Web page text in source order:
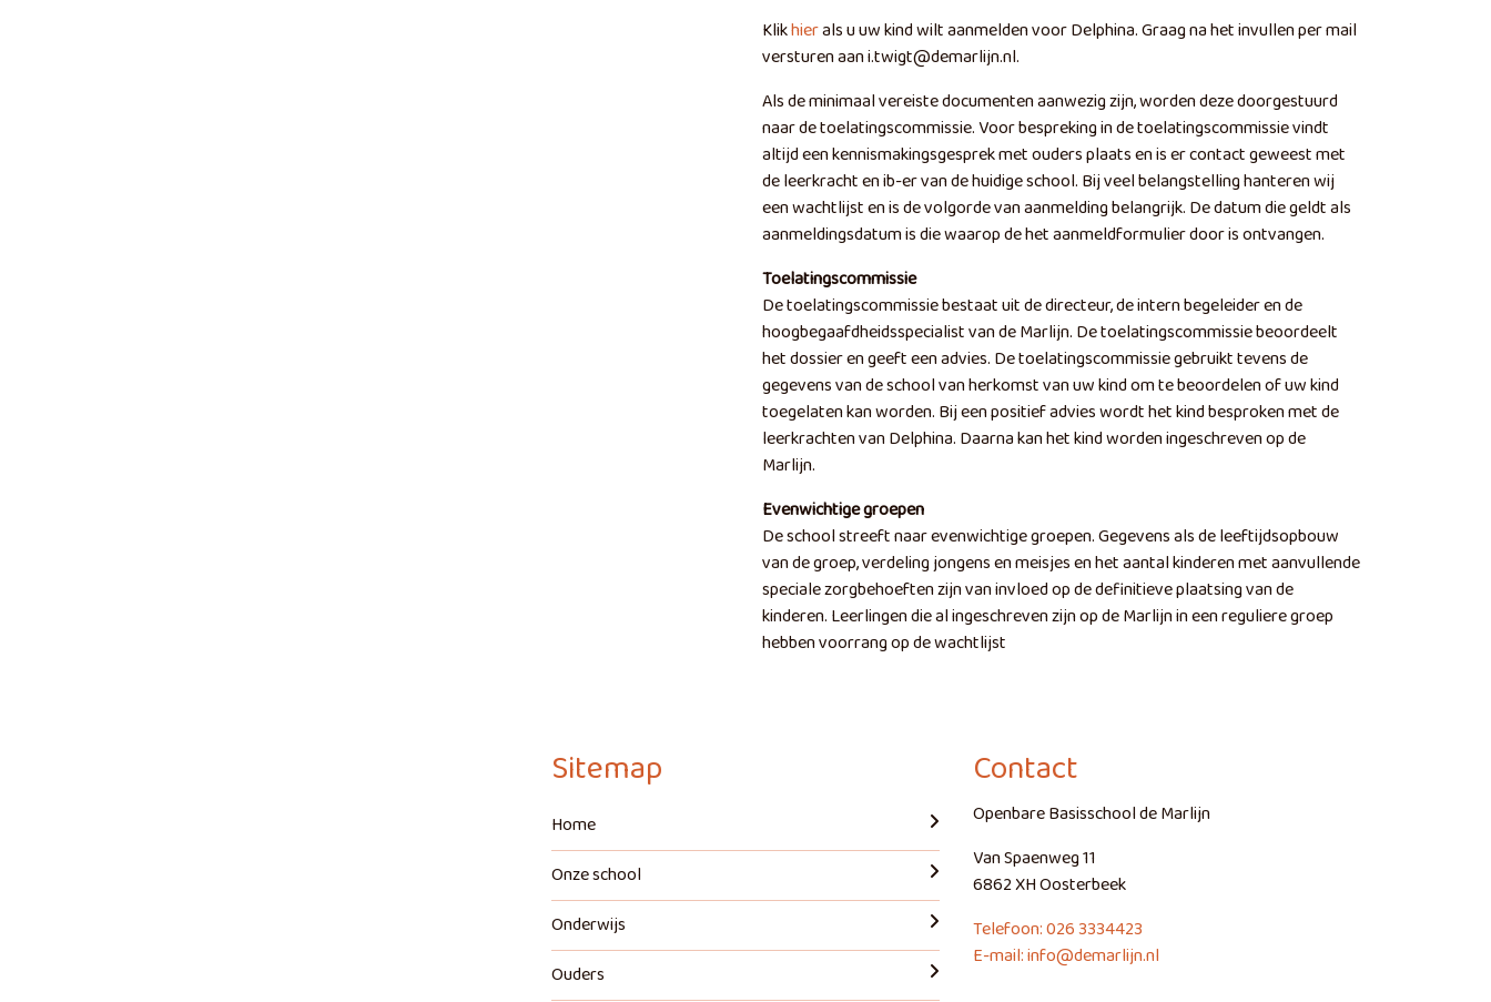
Klikhierals u uw kind wilt aanmelden voor Delphina. Graag na het invullen per mail
versturen aan i.twigt@demarlijn.nl.
Als de minimaal vereiste documenten aanwezig zijn, worden deze doorgestuurd
naar de toelatingscommissie. Voor bespreking in de toelatingscommissie vindt
altijd een kennismakingsgesprek met ouders plaats en is er contact geweest met
de leerkracht en ib-er van de huidige school. Bij veel belangstelling hanteren wij
een wachtlijst en is de volgorde van aanmelding belangrijk. De datum die geldt als
aanmeldingsdatum is die waarop de het aanmeldformulier door is ontvangen.
Toelatingscommissie
De toelatingscommissie bestaat uit de directeur, de intern begeleider en de
hoogbegaafdheidsspecialist van de Marlijn. De toelatingscommissie beoordeelt
het dossier en geeft een advies. De toelatingscommissie gebruikt tevens de
gegevens van de school van herkomst van uw kind om te beoordelen of uw kind
toegelaten kan worden. Bij een positief advies wordt het kind besproken met de
leerkrachten van Delphina. Daarna kan het kind worden ingeschreven op de
Marlijn.
Evenwichtige groepen
De school streeft naar evenwichtige groepen. Gegevens als de leeftijdsopbouw
van de groep, verdeling jongens en meisjes en het aantal kinderen met aanvullende
speciale zorgbehoeften zijn van invloed op de definitieve plaatsing van de
kinderen. Leerlingen die al ingeschreven zijn op de Marlijn in een reguliere groep
hebben voorrang op de wachtlijst
Sitemap
Home
Onze school
Onderwijs
Ouders
Contact
Openbare Basisschool de Marlijn
Van Spaenweg 11
6862 XH Oosterbeek
Telefoon: 026 3334423
E-mail: info@demarlijn.nl